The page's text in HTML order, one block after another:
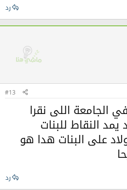
رد
#13
الجامعة اللى نقرا
النقاط للبنات
على البنات هدا هو
رد